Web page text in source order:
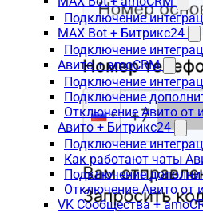
Подключение
MAX Bot + Битрикс24
Подключение
Авито + amoCRM
Подключение
Подключение
Отключение Авито от
Авито + Битрикс24
Подключение
Как работают чаты
Подключение
Отключение Авито от
VK Сообщества +